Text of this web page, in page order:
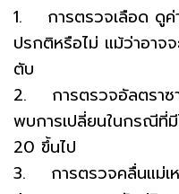
1. การตรวจเลือด ดูค่
ปรกติหรือไม่ แม้ว่าอาจจ
ตับ
2. การตรวจอัลตราซ
พบการเปลี่ยนในกรณีที่
20 ขึ้นไป
3. การตรวจคลื่นแม่เ